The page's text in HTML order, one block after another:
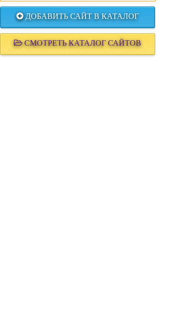
ДОБАВИТЬ САЙТ В КАТАЛОГ
СМОТРЕТЬ КАТАЛОГ САЙТОВ